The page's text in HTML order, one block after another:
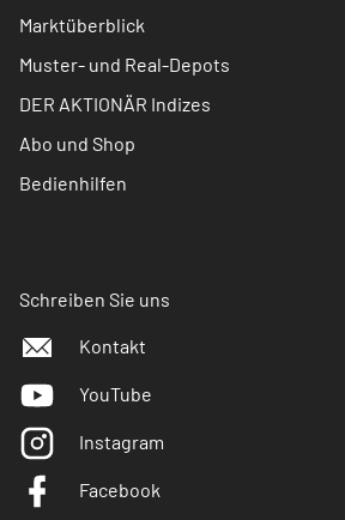
Marktüberblick
Muster- und Real-Depots
DER AKTIONÄR Indizes
Abo und Shop
Bedienhilfen
Schreiben Sie uns
Kontakt
YouTube
Instagram
Facebook